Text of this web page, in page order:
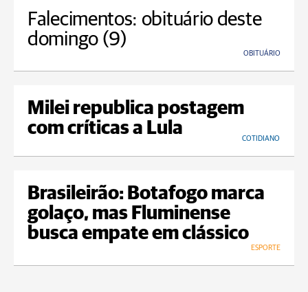
Falecimentos: obituário deste
domingo (9)
OBITUÁRIO
Milei republica postagem
com críticas a Lula
COTIDIANO
Brasileirão: Botafogo marca
golaço, mas Fluminense
busca empate em clássico
ESPORTE